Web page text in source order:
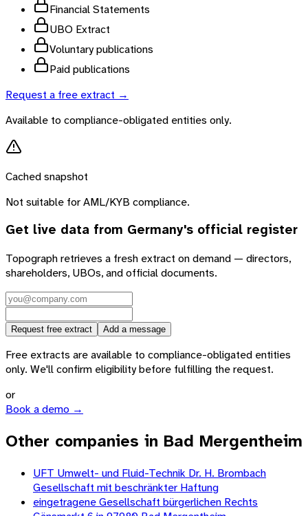
Financial Statements
UBO Extract
Voluntary publications
Paid publications
Request a free extract →
Available to compliance-obligated entities only.
Cached snapshot
Not suitable for AML/KYB compliance.
Get live data from Germany's official register
Topograph retrieves a fresh extract on demand — directors,
shareholders, UBOs, and official documents.
Request free extract Add a message
Free extracts are available to compliance-obligated entities
only. We'll confirm eligibility before fulfilling the request.
or
Book a demo →
Other companies in Bad Mergentheim
UFT Umwelt- und Fluid-Technik Dr. H. Brombach
Gesellschaft mit beschränkter Haftung
eingetragene Gesellschaft bürgerlichen Rechts